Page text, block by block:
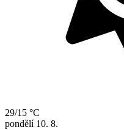
29/15 °C
pondělí 10. 8.